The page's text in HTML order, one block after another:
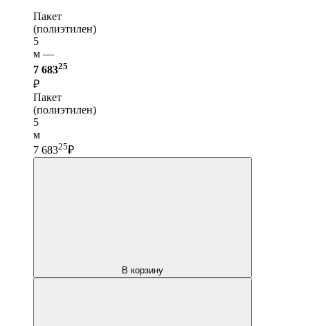
Пакет
(полиэтилен)
5
м —
7 68325
₽
Пакет
(полиэтилен)
5
м
7 68325₽
В корзину